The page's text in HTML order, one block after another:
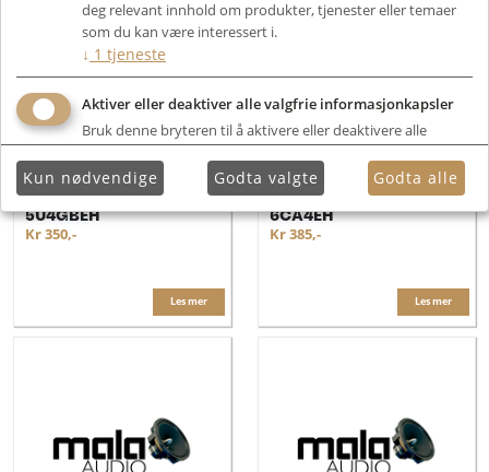
Electro Harmonix
5U4GBEH
Kr 350,-
Les mer
Electro Harmonix
6CA4EH
Kr 385,-
Les mer
deg relevant innhold om produkter, tjenester eller temaer
som du kan være interessert i.
↓ 1 tjeneste
Aktiver eller deaktiver alle valgfrie informasjonkapsler
Bruk denne bryteren til å aktivere eller deaktivere alle
Kun nødvendige Godta valgte Godta alle